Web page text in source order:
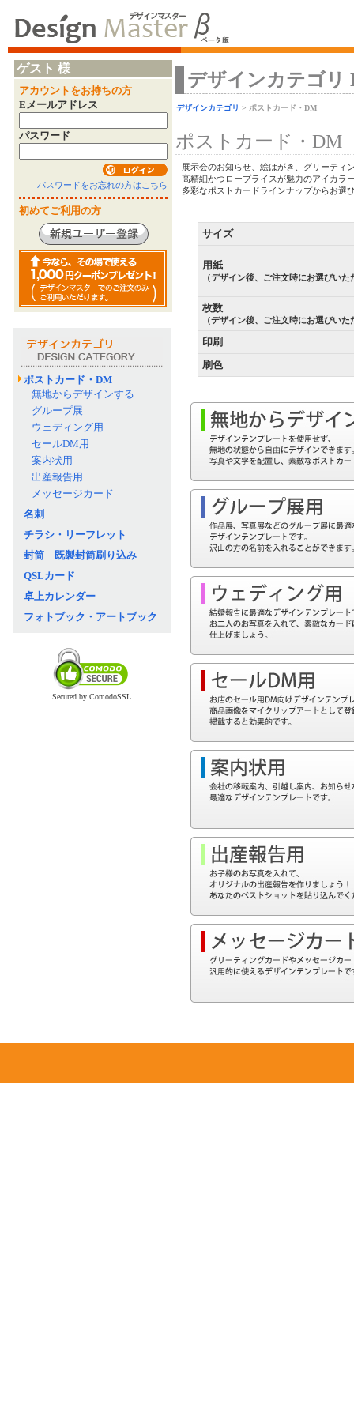
ゲスト 様
アカウントをお持ちの方
Eメールアドレス
パスワード
パスワードをお忘れの方はこちら
初めてご利用の方
ポストカード・DM
無地からデザインする
グループ展
ウェディング用
セールDM用
案内状用
出産報告用
メッセージカード
名刺
チラシ・リーフレット
封筒 既製封筒刷り込み
QSLカード
卓上カレンダー
フォトブック・アートブック
Secured by ComodoSSL
デザインカテゴリ
デザインカテゴリ > ポストカード・DM
ポストカード・DM
展示会のお知らせ、絵はがき、グリーティ
高精細かつロープライスが魅力のアイカラ
多彩なポストカードラインナップからお選
サイズ
用紙
（デザイン後、ご注文時にお選びいた
枚数
（デザイン後、ご注文時にお選びいた
印刷
刷色